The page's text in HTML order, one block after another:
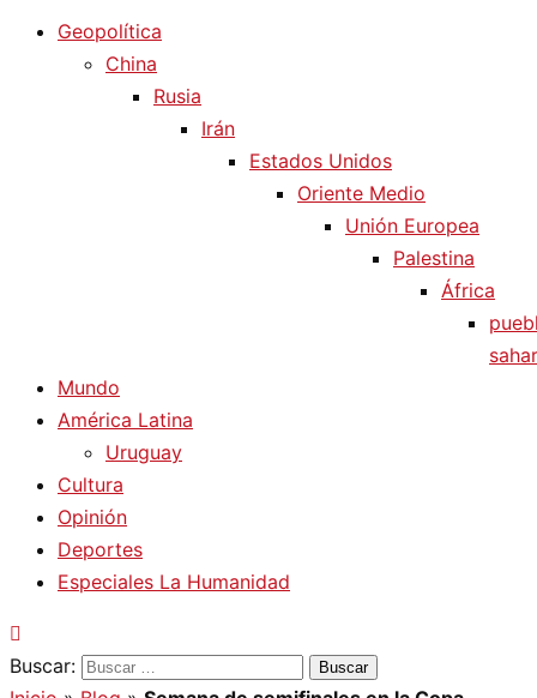
Geopolítica
China
Rusia
Irán
Estados Unidos
Oriente Medio
Unión Europea
Palestina
África
Mundo
América Latina
Uruguay
Cultura
Opinión
Deportes
Especiales La Humanidad
Buscar: